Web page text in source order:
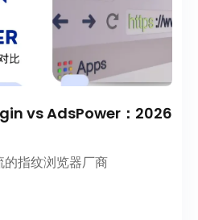
vs AdsPower：2026
指纹浏览器厂商